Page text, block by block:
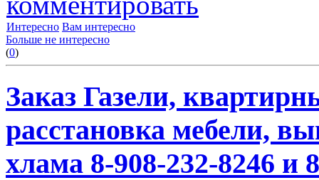
Интересно Вам интересно
Больше не интересно
(0)
Заказ Газели,
расстановка мебели,
хлама 8-908-232-8246 и